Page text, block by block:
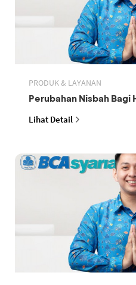
PRODUK & LAYANAN
Perubahan Nisbah Bagi
Lihat Detail